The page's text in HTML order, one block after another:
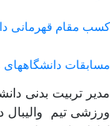
کسب مقام قهرمانی
مسابقات دانشگاههای
مدیر تربیت بدنی
ورزشی تیم والیبال